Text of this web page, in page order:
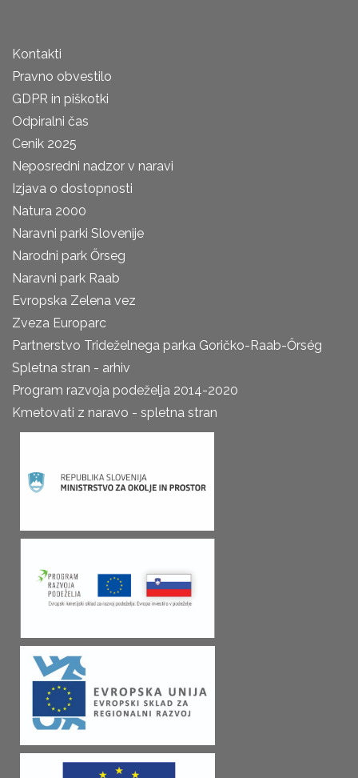
Kontakti
Pravno obvestilo
GDPR in piškotki
Odpiralni čas
Cenik 2025
Neposredni nadzor v naravi
Izjava o dostopnosti
Natura 2000
Naravni parki Slovenije
Narodni park Őrseg
Naravni park Raab
Evropska Zelena vez
Zveza Europarc
Partnerstvo Trideželnega parka Goričko-Raab-Őrség
Spletna stran - arhiv
Program razvoja podeželja 2014-2020
Kmetovati z naravo - spletna stran